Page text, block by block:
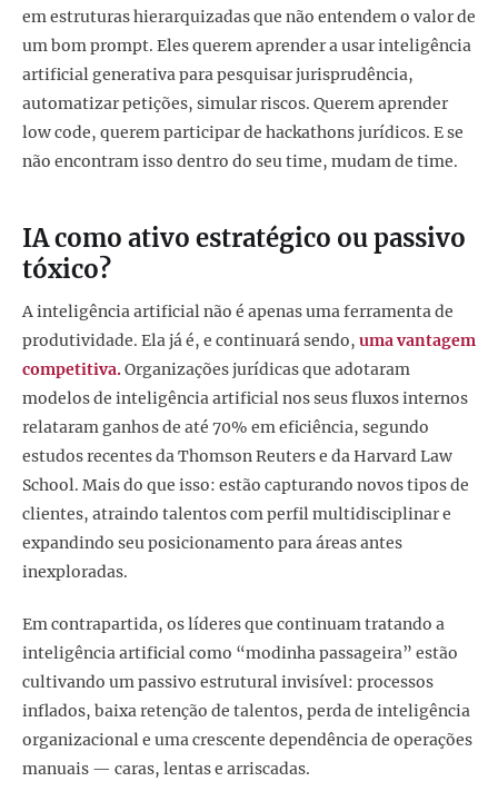
em estruturas hierarquizadas que não entendem o valor de
um bom prompt. Eles querem aprender a usar inteligência
artificial generativa para pesquisar jurisprudência,
automatizar petições, simular riscos. Querem aprender
low code, querem participar de hackathons jurídicos. E se
não encontram isso dentro do seu time, mudam de time.
IA como ativo estratégico ou passivo
tóxico?
A inteligência artificial não é apenas uma ferramenta de
produtividade. Ela já é, e continuará sendo, uma vantagem
competitiva.Organizações jurídicas que adotaram
modelos de inteligência artificial nos seus fluxos internos
relataram ganhos de até 70% em eficiência, segundo
estudos recentes da Thomson Reuters e da Harvard Law
School. Mais do que isso: estão capturando novos tipos de
clientes, atraindo talentos com perfil multidisciplinar e
expandindo seu posicionamento para áreas antes
inexploradas.
Em contrapartida, os líderes que continuam tratando a
inteligência artificial como “modinha passageira” estão
cultivando um passivo estrutural invisível: processos
inflados, baixa retenção de talentos, perda de inteligência
organizacional e uma crescente dependência de operações
manuais — caras, lentas e arriscadas.